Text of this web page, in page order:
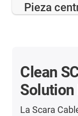
Pieza
Clean
Solution
La Scara